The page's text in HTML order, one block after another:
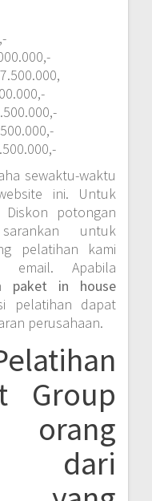
sewaktu-waktu
ini. Untuk
potongan
untuk
pelatihan kami
email. Apabila
paket in house
pelatihan dapat
perusahaan.
Group
orang
dari